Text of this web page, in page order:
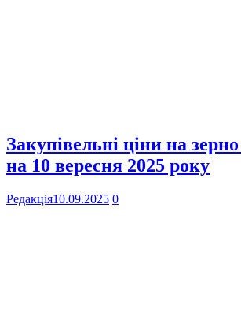
Закупівельні ціни на
на 10 вересня 2025 року
Редакція10.09.2025 0